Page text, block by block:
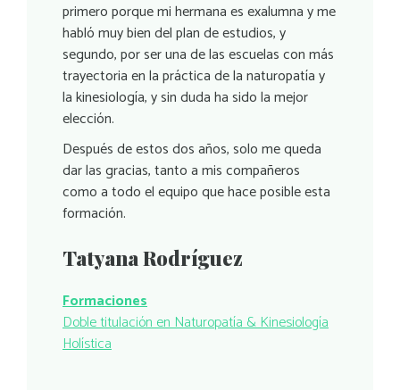
primero porque mi hermana es exalumna y me
habló muy bien del plan de estudios, y
segundo, por ser una de las escuelas con más
trayectoria en la práctica de la naturopatía y
la kinesiología, y sin duda ha sido la mejor
elección.
Después de estos dos años, solo me queda
dar las gracias, tanto a mis compañeros
como a todo el equipo que hace posible esta
formación.
Tatyana Rodríguez
Formaciones
Doble titulación en Naturopatía & Kinesiología
Holística